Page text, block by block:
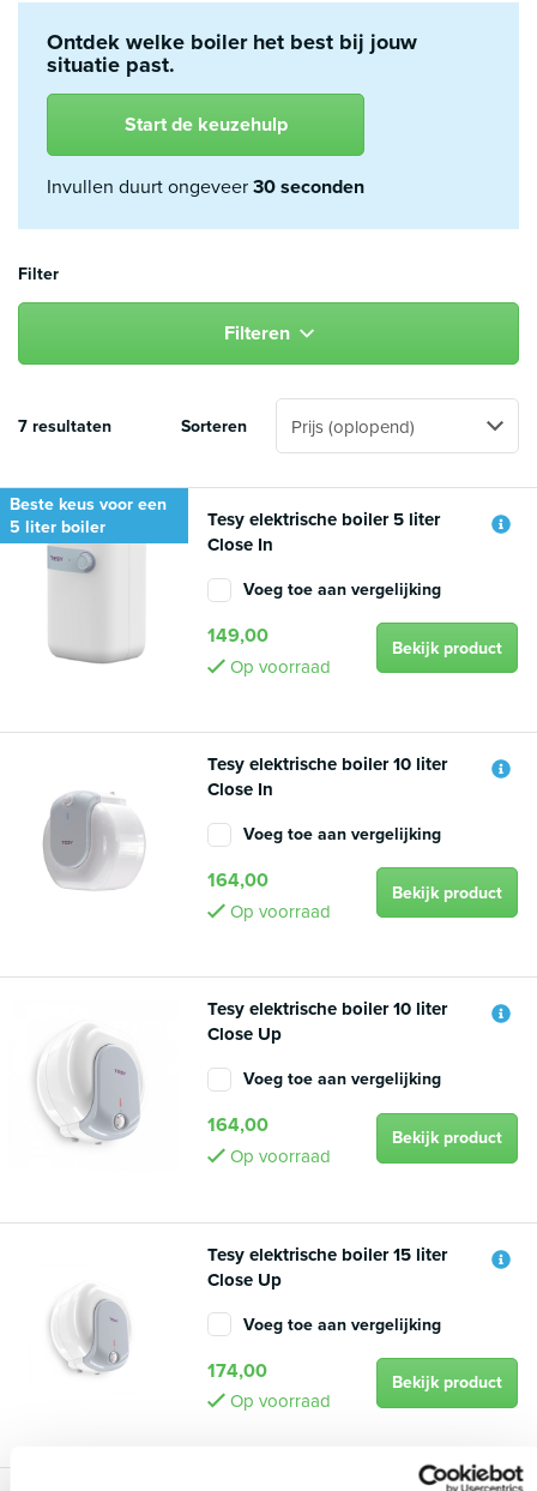
Ontdek welke boiler het best bij jouw
situatie past.
Start de keuzehulp
Invullen duurt ongeveer30 seconden
Filter
Filteren
7 resultaten Sorteren
Beste keus voor een
5 liter boiler
Tesy elektrische boiler 5 liter
Close In
Voeg toe aan vergelijking
149,00
Op voorraad
Bekijk product
Tesy elektrische boiler 10 liter
Close In
Voeg toe aan vergelijking
164,00
Op voorraad
Bekijk product
Tesy elektrische boiler 10 liter
Close Up
Voeg toe aan vergelijking
164,00
Op voorraad
Bekijk product
Tesy elektrische boiler 15 liter
Close Up
Voeg toe aan vergelijking
174,00
Op voorraad
Bekijk product